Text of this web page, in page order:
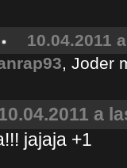
10.04.2011
, Joder
a
jajaja +1